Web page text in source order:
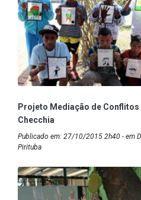
Projeto Mediação de Conflitos
Checchia
Publicado em: 27/10/2015 2h40 - em
Pirituba